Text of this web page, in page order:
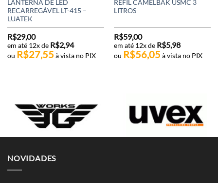
LANTERNA DE LED
RECARREGÁVEL LT-415 –
LUATEK
R$29,00
em até 12x de R$2,94
ou R$27,55 à vista no PIX
REFIL CAMELBAK USMC 3
LITROS
R$59,00
em até 12x de R$5,98
ou R$56,05 à vista no PIX
NOVIDADES